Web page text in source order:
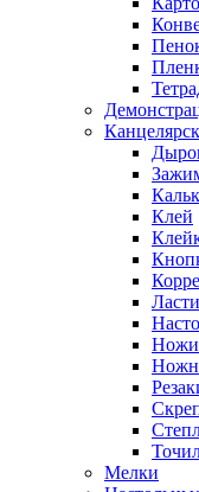
Клей
Ножи
Мелки